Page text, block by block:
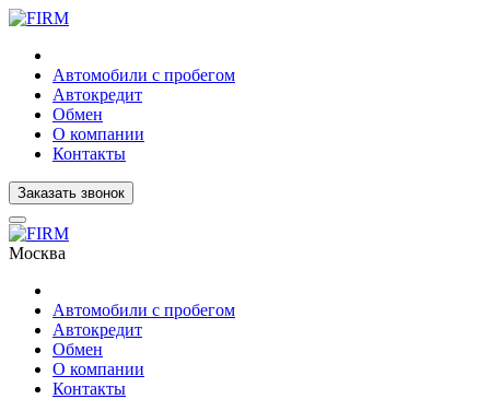
Автомобили с пробегом
Автокредит
Обмен
О компании
Контакты
Заказать звонок
Москва
Автомобили с пробегом
Автокредит
Обмен
О компании
Контакты